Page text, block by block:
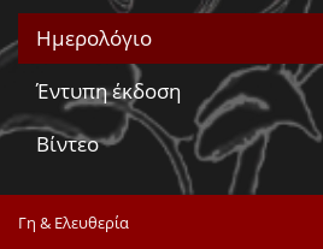
Ημερολόγιο
Έντυπη έκδοση
Βίντεο
Γη & Ελευθερία